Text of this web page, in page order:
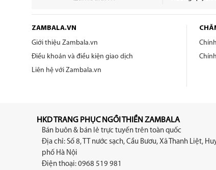
ZAMBALA.VN
Giới thiệu Zambala.vn
Điều khoản và điều kiện giao dịch
Liên hệ với Zambala.vn
HKD TRANG PHỤC NGỒI THIỀN ZAMBALA
Bán buôn & bán lẻ trực tuyến trên toàn quốc
Địa chỉ: Số 8, TT nước sạch, Cầu Bươu, Xã Thanh Liệt,
phố Hà Nội
Điện thoại: 0968 519 981